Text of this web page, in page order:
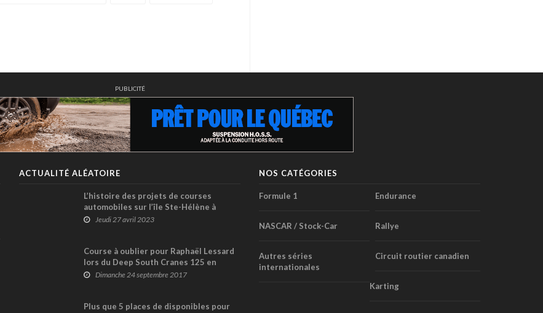
PUBLICITÉ
ACTUALITÉ ALÉATOIRE
L’histoire des projets de courses
automobiles sur l’île Ste-Hélène à
Montréal
Jeudi 27 avril 2023
Course à oublier pour Raphaël Lessard
lors du Deep South Cranes 125 en
Floride
Dimanche 24 septembre 2017
Plus que 5 places de disponibles pour
NOS CATÉGORIES
Formule 1 Endurance
NASCAR / Stock-Car Rallye
Autres séries
internationales
Circuit routier canadien
Karting